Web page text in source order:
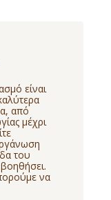
είναι
από
μέχρι
του
να